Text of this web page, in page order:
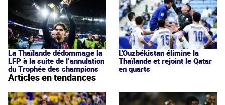
La Thaïlande dédommage la
LFP à la suite de l’annulation
du Trophée des champions
L'Ouzbékistan élimine la
Thaïlande et rejoint le Qatar
en quarts
Articles en tendances